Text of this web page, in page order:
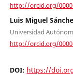
http://orcid.org/
Luis Miguel
Universidad
http://orcid.org/
DOI: https://